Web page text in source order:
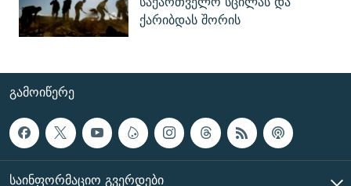
ქარიბდას შორის
ᲒᲐᲛᲝᲘᲬᲔᲠᲔ
ᲡᲐᲘᲜᲤᲝᲠᲛᲐᲪᲘᲝ ᲒᲕᲔᲠᲓᲔᲑᲘ